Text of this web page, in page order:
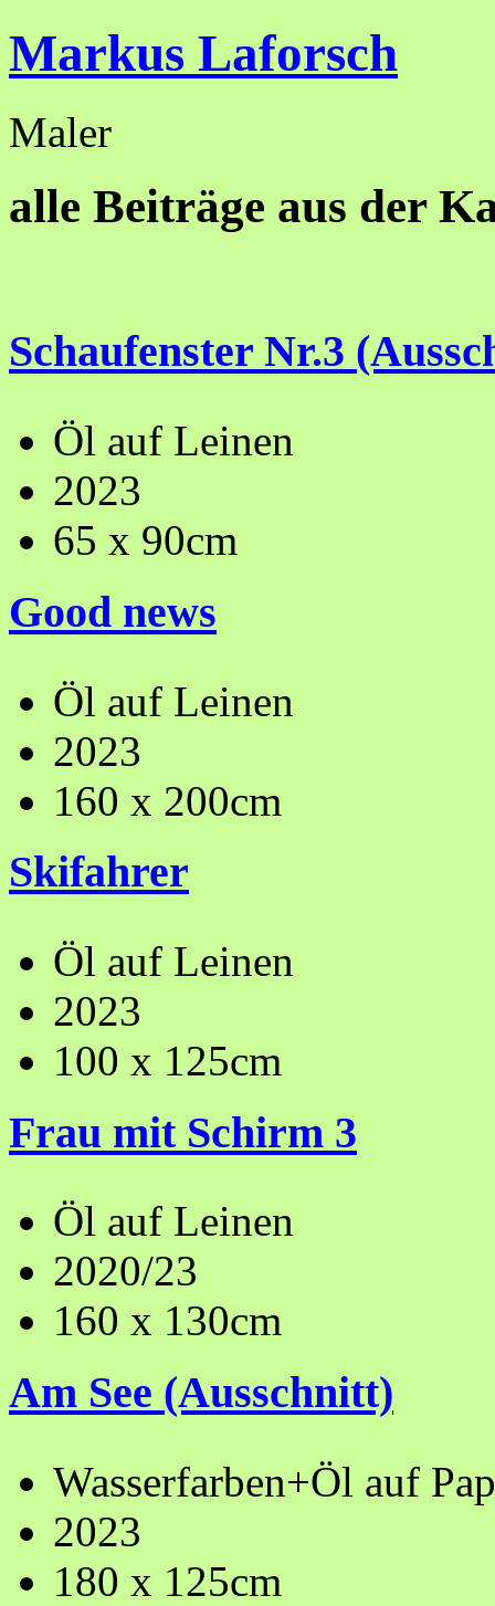
Markus Laforsch
Maler
alle Beiträge aus der
Schaufenster Nr.3
Öl auf Leinen
2023
65 x 90cm
Good news
Öl auf Leinen
2023
160 x 200cm
Skifahrer
Öl auf Leinen
2023
100 x 125cm
Frau mit Schirm 3
Öl auf Leinen
2020/23
160 x 130cm
Am See (Ausschnitt)
Wasserfarben+Öl auf
2023
180 x 125cm